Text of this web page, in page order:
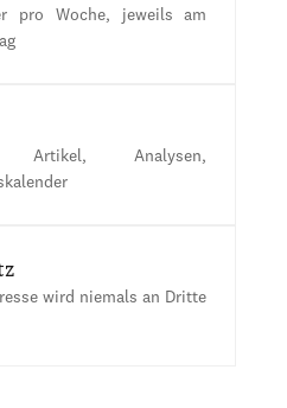
pro Woche, jeweils am
Artikel, Analysen,
wird niemals an Dritte